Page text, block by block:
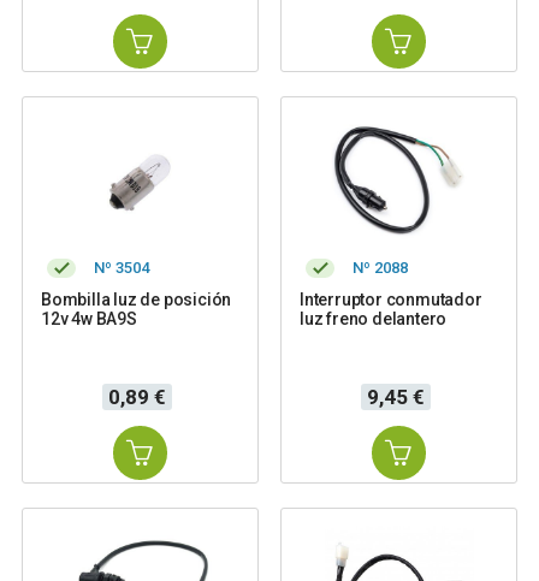
Nº 3504
Bombilla luz de posición
12v 4w BA9S
Precio
0,89 €
Nº 2088
Interruptor conmutador
luz freno delantero
Precio
9,45 €